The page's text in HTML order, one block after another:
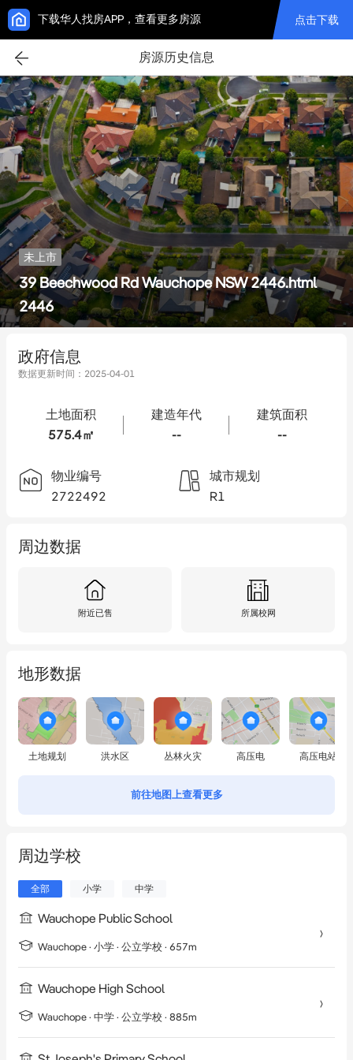
下载华人找房APP，查看更多房源 点击下载
房源历史信息
未上市
39 Beechwood Rd Wauchope NSW 2446.html
2446
政府信息
数据更新时间： 2025-04-01
土地面积
575.4㎡
建造年代
--
建筑面积
--
物业编号
2722492
城市规划
R1
周边数据
附近已售 所属校网
地形数据
土地规划 洪水区 丛林火灾 高压电 高压电站
前往地图上查看更多
周边学校
全部 小学 中学
Wauchope Public School
Wauchope · 小学 · 公立学校 · 657m
Wauchope High School
Wauchope · 中学 · 公立学校 · 885m